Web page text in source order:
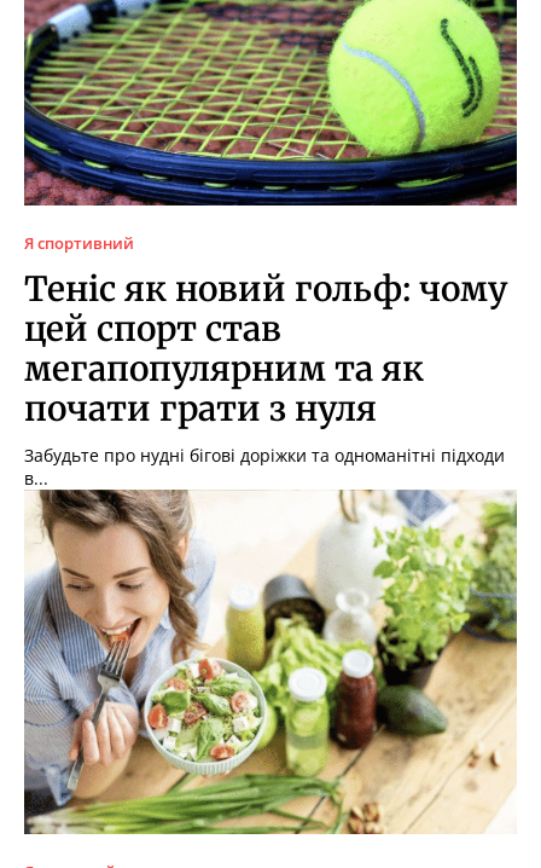
Я спортивний
Теніс як новий гольф: чому
цей спорт став
мегапопулярним та як
почати грати з нуля
Забудьте про нудні бігові доріжки та одноманітні підходи
в...